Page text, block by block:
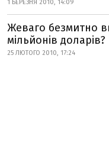
1 БЕРЕЗНЯ 2010, 14:09
Жеваго безмитно
мільйонів доларів?
25 ЛЮТОГО 2010, 17:24